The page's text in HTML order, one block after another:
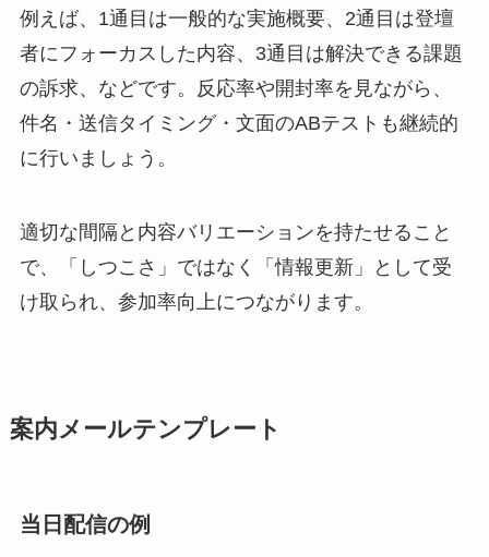
例えば、1通目は一般的な実施概要、2通目は登壇
者にフォーカスした内容、3通目は解決できる課題
の訴求、などです。反応率や開封率を見ながら、
件名・送信タイミング・文面のABテストも継続的
に行いましょう。
適切な間隔と内容バリエーションを持たせること
で、「しつこさ」ではなく「情報更新」として受
け取られ、参加率向上につながります。
案内メールテンプレート
当日配信の例